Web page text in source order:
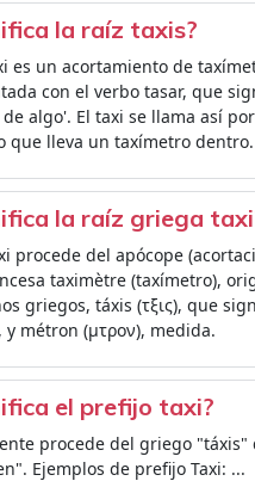
la raíz taxis?
es un acortamiento de
con el verbo tasar, que
algo'. El taxi se llama así
que lleva un taxímetro
la raíz griega
procede del apócope
taximètre (taxímetro),
griegos, táxis (τξις), que
y métron (µτρον), medida.
el prefijo taxi?
procede del griego "táxis"
Ejemplos de prefijo Taxi: ...